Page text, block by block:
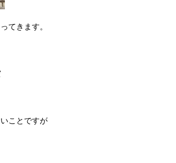
てきます。
ことですが